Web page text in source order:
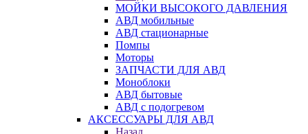
МОЙКИ ВЫСОКОГО ДАВЛЕНИЯ
АВД мобильные
АВД стационарные
Помпы
Моторы
ЗАПЧАСТИ ДЛЯ АВД
Моноблоки
АВД бытовые
АВД с подогревом
АКСЕССУАРЫ ДЛЯ АВД
Назад